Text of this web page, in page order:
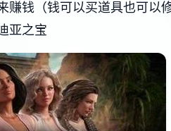
钱（钱可以买道具也可以
亚之宝